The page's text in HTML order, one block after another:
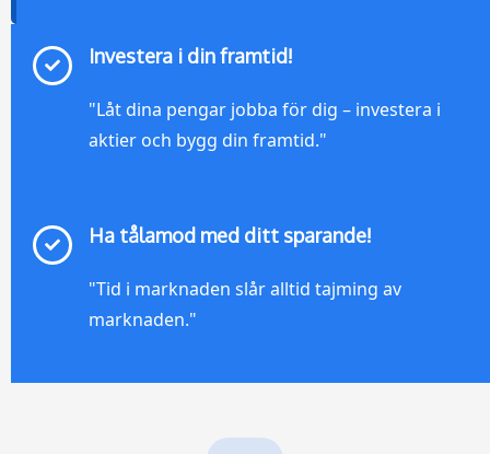
Investera i din framtid!
"Låt dina pengar jobba för dig – investera i
aktier och bygg din framtid."
Ha tålamod med ditt sparande!
"Tid i marknaden slår alltid tajming av
marknaden."